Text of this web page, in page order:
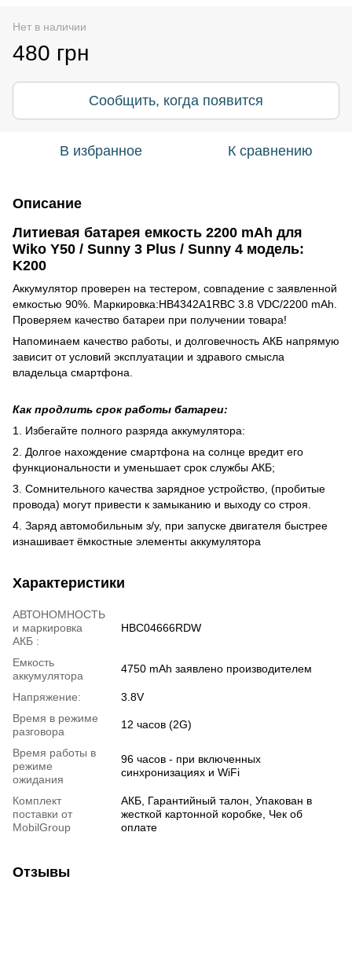
Нет в наличии
480 грн
Сообщить, когда появится
В избранное К сравнению
Описание
Литиевая батарея емкость 2200 mAh для
Wiko Y50 / Sunny 3 Plus / Sunny 4 модель:
K200
Аккумулятор проверен на тестером, совпадение с заявленной
емкостью 90%. Маркировка:HB4342A1RBC 3.8 VDC/2200 mAh.
Проверяем качество батареи при получении товара!
Напоминаем качество работы, и долговечность АКБ напрямую
зависит от условий эксплуатации и здравого смысла
владельца смартфона.
Как продлить срок работы батареи:
1. Избегайте полного разряда аккумулятора:
2. Долгое нахождение смартфона на солнце вредит его
функциональности и уменьшает срок службы АКБ;
3. Сомнительного качества зарядное устройство, (пробитые
провода) могут привести к замыканию и выходу со строя.
4. Заряд автомобильным з/у, при запуске двигателя быстрее
изнашивает ёмкостные элементы аккумулятора
Характеристики
АВТОНОМНОСТЬ
и маркировка
АКБ :
HBC04666RDW
Емкость
аккумулятора
4750 mAh заявлено производителем
Напряжение:
3.8V
Время в режиме
разговора
12 часов (2G)
Время работы в
режиме
ожидания
96 часов - при включенных
синхронизациях и WiFi
Комплект
поставки от
MobilGroup
АКБ, Гарантийный талон, Упакован в
жесткой картонной коробке, Чек об
оплате
Отзывы